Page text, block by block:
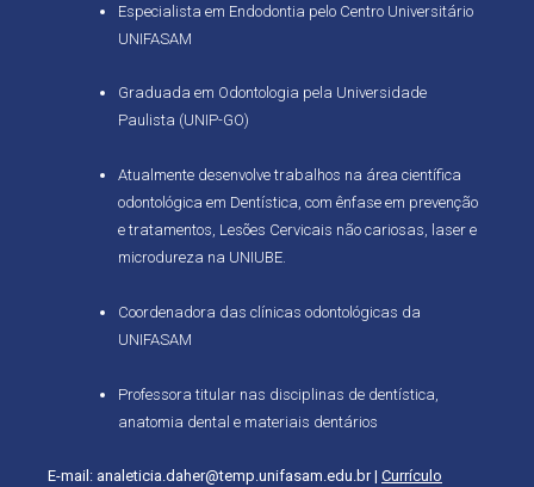
Especialista em Endodontia pelo Centro Universitário
UNIFASAM
Graduada em Odontologia pela Universidade
Paulista (UNIP-GO)
Atualmente desenvolve trabalhos na área científica
odontológica em Dentística, com ênfase em prevenção
e tratamentos, Lesões Cervicais não cariosas, laser e
microdureza na UNIUBE.
Coordenadora das clínicas odontológicas da
UNIFASAM
Professora titular nas disciplinas de dentística,
anatomia dental e materiais dentários
E-mail: analeticia.daher@temp.unifasam.edu.br | Currículo